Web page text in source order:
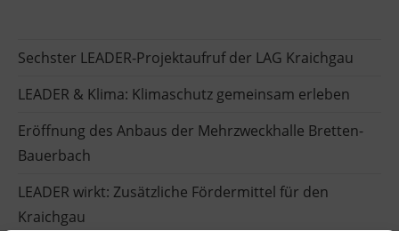
Sechster LEADER-Projektaufruf der LAG Kraichgau
LEADER & Klima: Klimaschutz gemeinsam erleben
Eröffnung des Anbaus der Mehrzweckhalle Bretten-
Bauerbach
LEADER wirkt: Zusätzliche Fördermittel für den
Kraichgau